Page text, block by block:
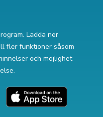
Ladda ner
fler funktioner såsom
och möjlighet